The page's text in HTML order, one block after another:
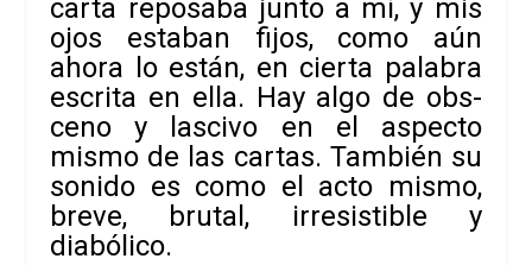
carta repo­saba junto a mí, y mis
ojos esta­ban fijos, como aún
ahora lo están, en cierta pala­bra
escrita en ella. Hay algo de obs­
ceno y las­civo en el aspecto
mismo de las car­tas. Tam­bién su
sonido es como el acto mismo,
breve, bru­tal, irre­sis­ti­ble y
diabólico.